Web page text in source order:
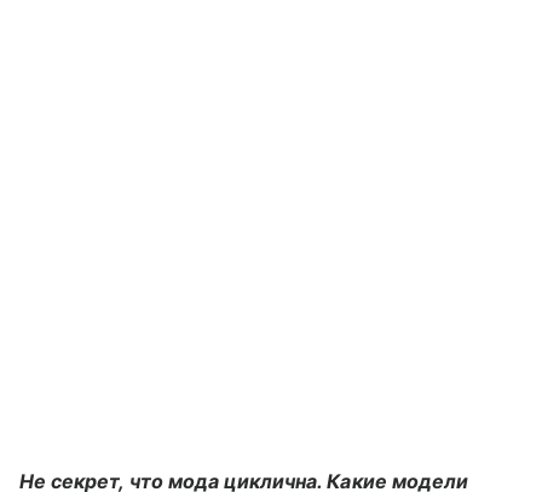
Не секрет, что мода циклична. Какие модели